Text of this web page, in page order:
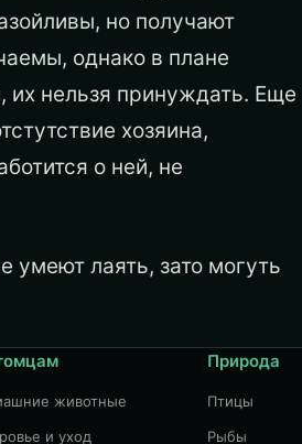
но получают
однако в плане
их нельзя принуждать. Еще
хозяина,
о ней, не
умеют лаять, зато могуть
животные
и уход
Природа
Птицы
Рыбы